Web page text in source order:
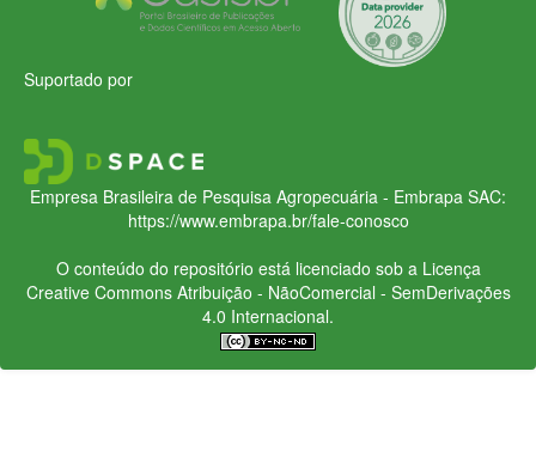
Suportado por
Empresa Brasileira de Pesquisa Agropecuária - Embrapa SAC:
https://www.embrapa.br/fale-conosco
O conteúdo do repositório está licenciado sob a Licença
Creative CommonsAtribuição - NãoComercial - SemDerivações
4.0 Internacional.